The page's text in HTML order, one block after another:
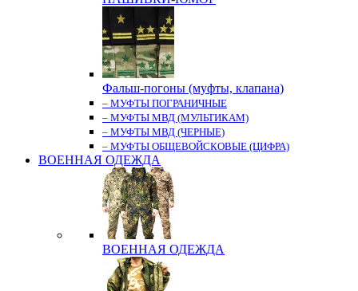
Фальш-погоны (муфты, клапана)
– МУФТЫ ПОГРАНИЧНЫЕ
– МУФТЫ МВД (МУЛЬТИКАМ)
– МУФТЫ МВД (ЧЕРНЫЕ)
– МУФТЫ ОБЩЕВОЙСКОВЫЕ (ЦИФРА)
ВОЕННАЯ ОДЕЖДА
ВОЕННАЯ ОДЕЖДА